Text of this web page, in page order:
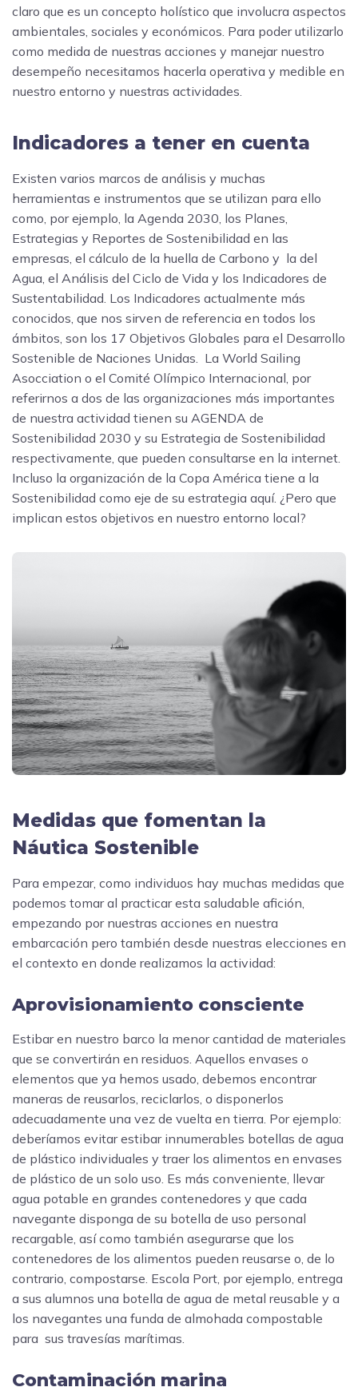
claro que es un concepto holístico que involucra aspectos
ambientales, sociales y económicos. Para poder utilizarlo
como medida de nuestras acciones y manejar nuestro
desempeño necesitamos hacerla operativa y medible en
nuestro entorno y nuestras actividades.
Indicadores a tener en cuenta
Existen varios marcos de análisis y muchas
herramientas e instrumentos que se utilizan para ello
como, por ejemplo, la Agenda 2030, los Planes,
Estrategias y Reportes de Sostenibilidad en las
empresas, el cálculo de la huella de Carbono y la del
Agua, el Análisis del Ciclo de Vida y los Indicadores de
Sustentabilidad. Los Indicadores actualmente más
conocidos, que nos sirven de referencia en todos los
ámbitos, son los 17 Objetivos Globales para el Desarrollo
Sostenible de Naciones Unidas. La World Sailing
Asocciation o el Comité Olímpico Internacional, por
referirnos a dos de las organizaciones más importantes
de nuestra actividad tienen su AGENDA de
Sostenibilidad 2030 y su Estrategia de Sostenibilidad
respectivamente, que pueden consultarse en la internet.
Incluso la organización de la Copa América tiene a la
Sostenibilidad como eje de su estrategia aquí. ¿Pero que
implican estos objetivos en nuestro entorno local?
Medidas que fomentan la
Náutica Sostenible
Para empezar, como individuos hay muchas medidas que
podemos tomar al practicar esta saludable afición,
empezando por nuestras acciones en nuestra
embarcación pero también desde nuestras elecciones en
el contexto en donde realizamos la actividad:
Aprovisionamiento consciente
Estibar en nuestro barco la menor cantidad de materiales
que se convertirán en residuos. Aquellos envases o
elementos que ya hemos usado, debemos encontrar
maneras de reusarlos, reciclarlos, o disponerlos
adecuadamente una vez de vuelta en tierra. Por ejemplo:
deberíamos evitar estibar innumerables botellas de agua
de plástico individuales y traer los alimentos en envases
de plástico de un solo uso. Es más conveniente, llevar
agua potable en grandes contenedores y que cada
navegante disponga de su botella de uso personal
recargable, así como también asegurarse que los
contenedores de los alimentos pueden reusarse o, de lo
contrario, compostarse. Escola Port, por ejemplo, entrega
a sus alumnos una botella de agua de metal reusable y a
los navegantes una funda de almohada compostable
para sus travesías marítimas.
Contaminación marina